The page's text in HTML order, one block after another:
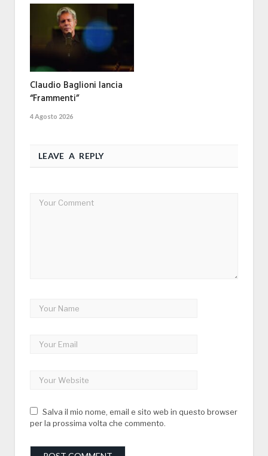
Claudio Baglioni lancia
“Frammenti”
4 Agosto 2026
LEAVE A REPLY
Salva il mio nome, email e sito web in questo browser
per la prossima volta che commento.